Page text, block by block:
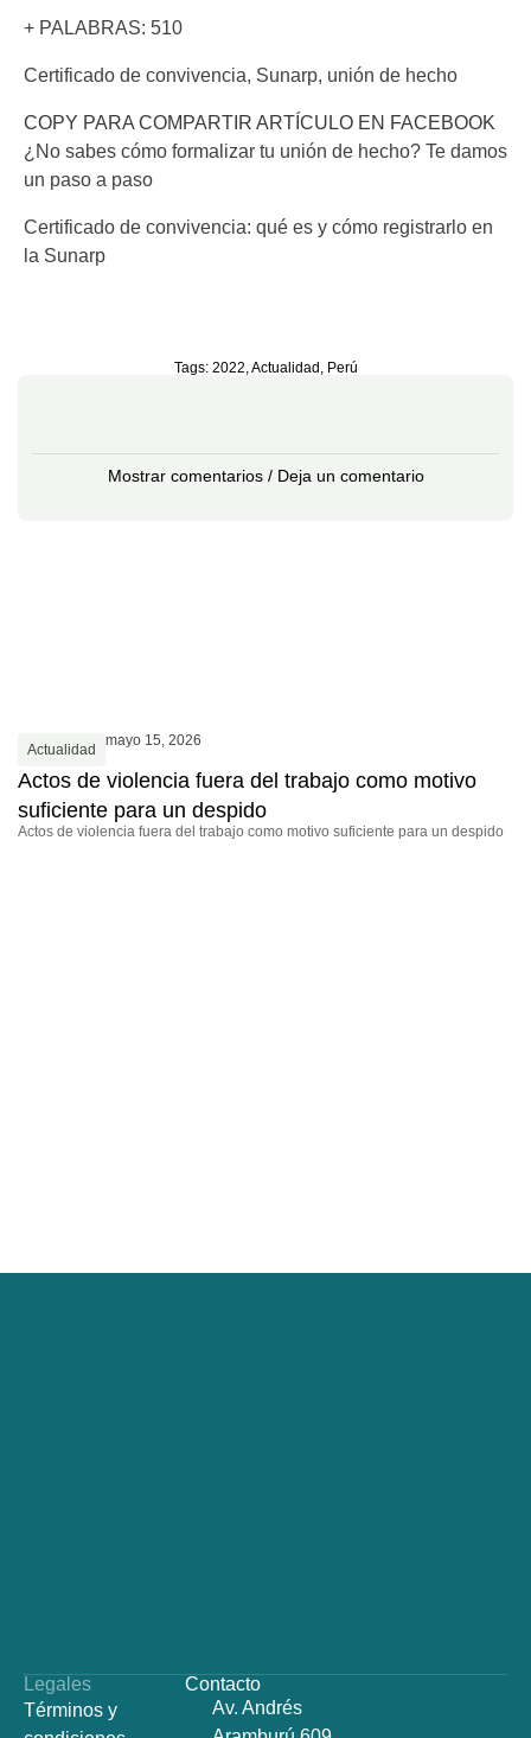
+ PALABRAS: 510
Certificado de convivencia, Sunarp, unión de hecho
COPY PARA COMPARTIR ARTÍCULO EN FACEBOOK
¿No sabes cómo formalizar tu unión de hecho? Te damos
un paso a paso
Certificado de convivencia: qué es y cómo registrarlo en
la Sunarp
Tags: 2022,Actualidad , Perú
Mostrar comentarios / Deja un comentario
Actualidad
mayo 15, 2026
Actos de violencia fuera del trabajo como motivo
suficiente para un despido
Actos de violencia fuera del trabajo como motivo suficiente para un despido
Legales
Términos y
Contacto
Av. Andrés